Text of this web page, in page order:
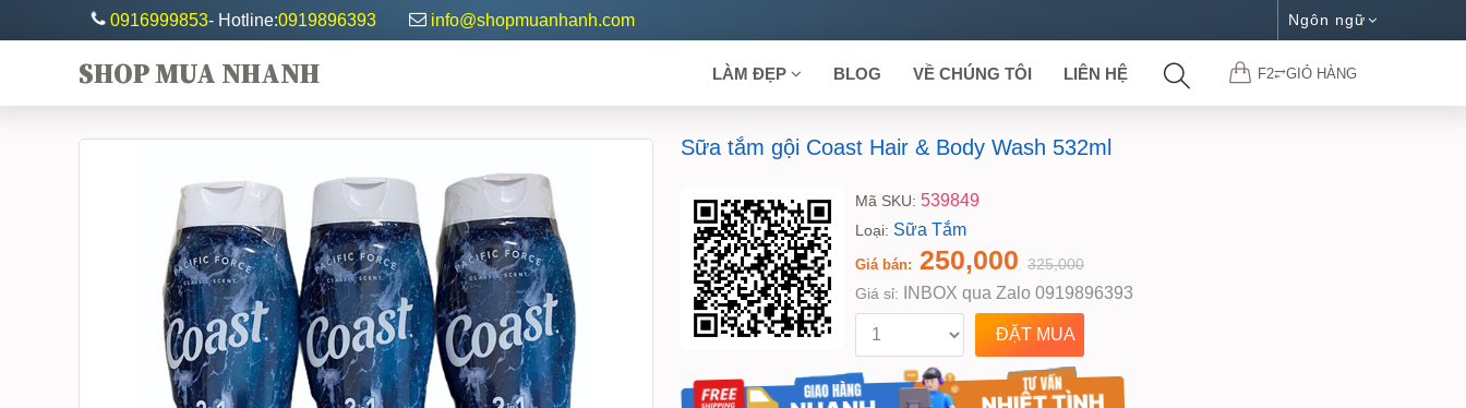
0916999853- Hotline:0919896393 info@shopmuanhanh.com Ngôn ngữ
SHOP MUA NHANH F2⥂GIỎ HÀNG
LÀM ĐẸP BLOG VỀ CHÚNG TÔI LIÊN HỆ
Sữa tắm gội Coast Hair & Body Wash 532ml
Mã SKU: 539849
Loại: Sữa Tắm
Giá bán: 250,000 325,000
Giá sỉ: INBOX qua Zalo 0919896393